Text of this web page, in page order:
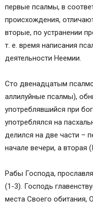
первые псалмы, в
происхождения,
вторые, по устранении
т. е. время написания
деятельности Неемии.
Сто двенадцатым
аллилуйные псалмы),
употреблявшийся при
употреблялся на
делился на две части –
начале вечери, а вторая
Рабы Господа,
(1-3). Господь
места Своего обитания,